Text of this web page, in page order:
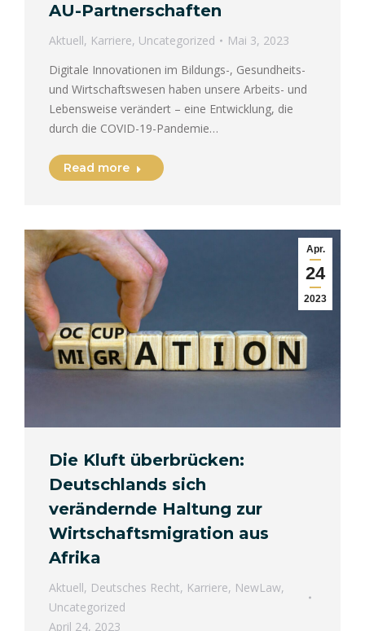
AU-Partnerschaften
Aktuell, Karriere, Uncategorized
Mai 3, 2023
Digitale Innovationen im Bildungs-, Gesundheits-
und Wirtschaftswesen haben unsere Arbeits- und
Lebensweise verändert – eine Entwicklung, die
durch die COVID-19-Pandemie…
Read more
Apr.
24
2023
Die Kluft überbrücken:
Deutschlands sich
verändernde Haltung zur
Wirtschaftsmigration aus
Afrika
Aktuell, Deutsches Recht, Karriere, NewLaw,
Uncategorized
April 24, 2023